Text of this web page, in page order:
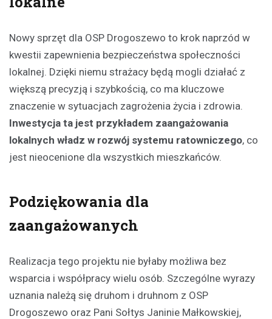
Nowy sprzęt dla OSP Drogoszewo to krok naprzód w
kwestii zapewnienia bezpieczeństwa społeczności
lokalnej. Dzięki niemu strażacy będą mogli działać z
większą precyzją i szybkością, co ma kluczowe
znaczenie w sytuacjach zagrożenia życia i zdrowia.
Inwestycja ta jest przykładem zaangażowania
lokalnych władz w rozwój systemu ratowniczego, co
jest nieocenione dla wszystkich mieszkańców.
Podziękowania dla
zaangażowanych
Realizacja tego projektu nie byłaby możliwa bez
wsparcia i współpracy wielu osób. Szczególne wyrazy
uznania należą się druhom i druhnom z OSP
Drogoszewo oraz Pani Sołtys Janinie Małkowskiej,